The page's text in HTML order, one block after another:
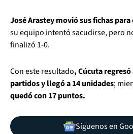
José Arastey movió sus fichas
su equipo intentó sacudirse, pero
finalizó 1-0.
Con este resultado, Cúcuta
partidos y llegó a 14 unidades;
quedó con 17 puntos.
Síguenos en